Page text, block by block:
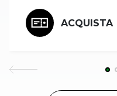
ACQUISTA